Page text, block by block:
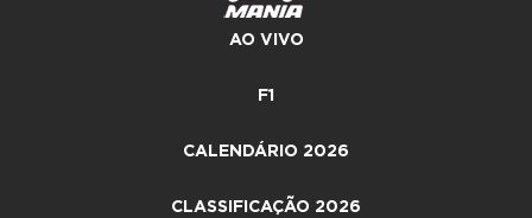
AO VIVO
F1
CALENDÁRIO 2026
CLASSIFICAÇÃO 2026